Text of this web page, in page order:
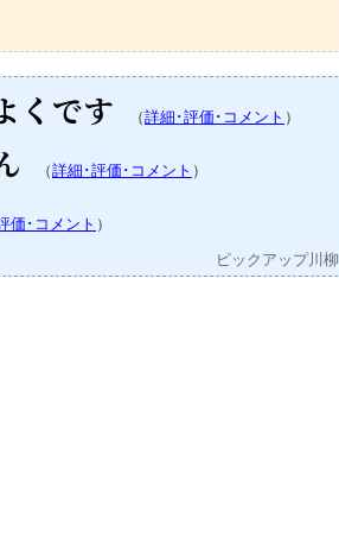
くです （詳細･評価･コメント ）
（詳細･評価･コメント ）
価･コメント ）
ピックアップ川柳